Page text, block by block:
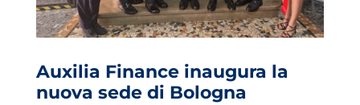
Auxilia Finance inaugura la
nuova sede di Bologna